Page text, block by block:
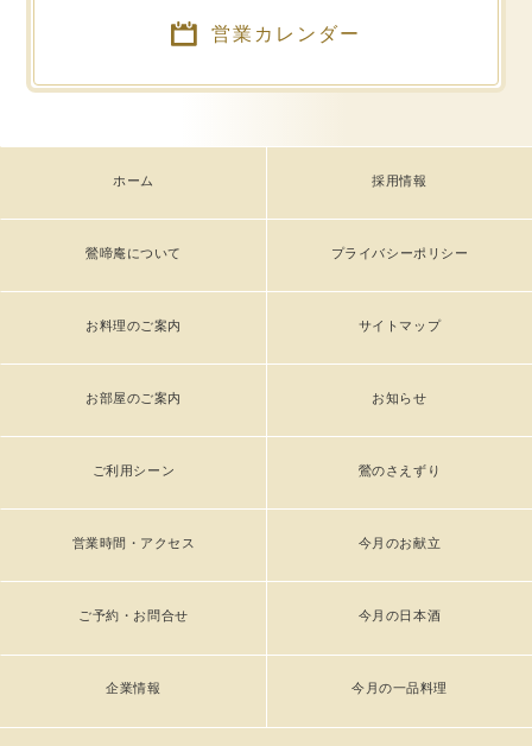
営業カレンダー
ホーム 採用情報
鶯啼庵について プライバシーポリシー
お料理のご案内 サイトマップ
お部屋のご案内 お知らせ
ご利用シーン 鶯のさえずり
営業時間・アクセス 今月のお献立
ご予約・お問合せ 今月の日本酒
企業情報 今月の一品料理